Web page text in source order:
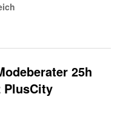
Liebe und
25h
PlusCity